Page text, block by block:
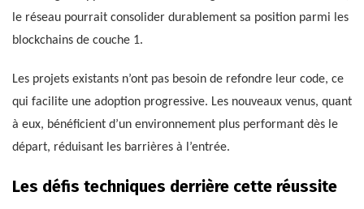
le réseau pourrait consolider durablement sa position parmi les
blockchains de couche 1.
Les projets existants n’ont pas besoin de refondre leur code, ce
qui facilite une adoption progressive. Les nouveaux venus, quant
à eux, bénéficient d’un environnement plus performant dès le
départ, réduisant les barrières à l’entrée.
Les défis techniques derrière cette réussite